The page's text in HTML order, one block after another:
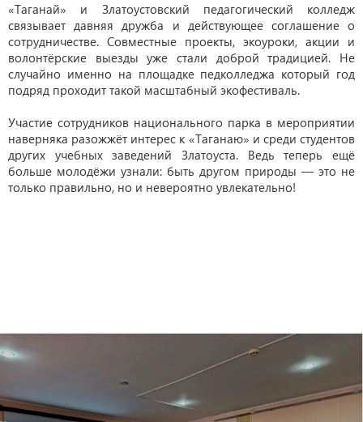
«Таганай» и Златоустовский педагогический колледж
связывает давняя дружба и действующее соглашение о
сотрудничестве. Совместные проекты, экоуроки, акции и
волонтёрские выезды уже стали доброй традицией. Не
случайно именно на площадке педколледжа который год
подряд проходит такой масштабный экофестиваль.
Участие сотрудников национального парка в мероприятии
наверняка разожжёт интерес к «Таганаю» и среди студентов
других учебных заведений Златоуста. Ведь теперь ещё
больше молодёжи узнали: быть другом природы — это не
только правильно, но и невероятно увлекательно!